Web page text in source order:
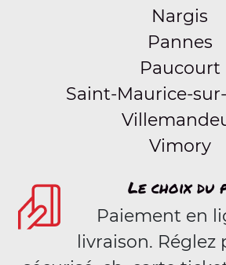
Nargis
Pannes
Paucourt
Saint-Maurice-
Vimory
Le choix du
Paiement en
livraison.